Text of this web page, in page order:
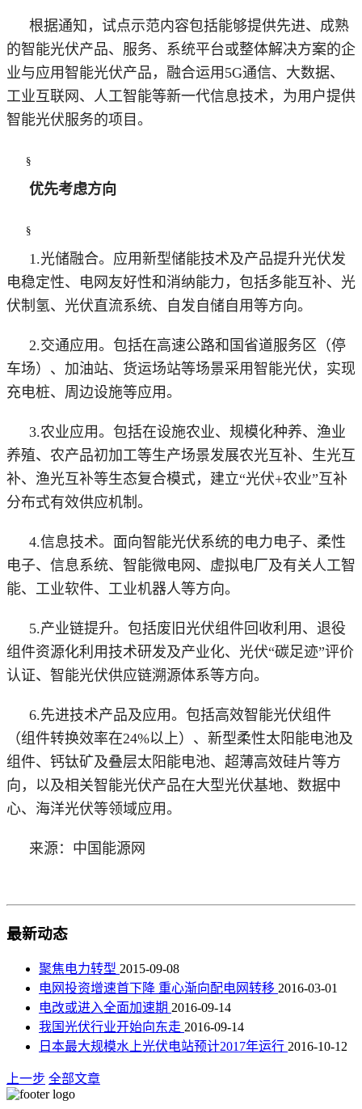
根据通知，试点示范内容包括能够提供先进、成熟
的智能光伏产品、服务、系统平台或整体解决方案的企
业与应用智能光伏产品，融合运用 5G通信、大数据、
工业互联网、人工智能等新一代信息技术，为用户提供
智能光伏服务的项目。
§
优先考虑方向
§
1.光储融合。应用新型储能技术及产品提升光伏发
电稳定性、电网友好性和消纳能力，包括多能互补、光
伏制氢、光伏直流系统、自发自储自用等方向。
2.交通应用。包括在高速公路和国省道服务区（停
车场）、加油站、货运场站等场景采用智能光伏，实现
充电桩、周边设施等应用。
3.农业应用。包括在设施农业、规模化种养、渔业
养殖、农产品初加工等生产场景发展农光互补、生光互
补、渔光互补等生态复合模式，建立“光伏+农业”互补
分布式有效供应机制。
4.信息技术。面向智能光伏系统的电力电子、柔性
电子、信息系统、智能微电网、虚拟电厂及有关人工智
能、工业软件、工业机器人等方向。
5.产业链提升。包括废旧光伏组件回收利用、退役
组件资源化利用技术研发及产业化、光伏“碳足迹”评价
认证、智能光伏供应链溯源体系等方向。
6.先进技术产品及应用。包括高效智能光伏组件
（组件转换效率在24%以上）、新型柔性太阳能电池及
组件、钙钛矿及叠层太阳能电池、超薄高效硅片等方
向，以及相关智能光伏产品在大型光伏基地、数据中
心、海洋光伏等领域应用。
来源：中国能源网
最新动态
聚焦电力转型 2015-09-08
电网投资增速首下降 重心渐向配电网转移 2016-03-01
电改或进入全面加速期 2016-09-14
我国光伏行业开始向东走 2016-09-14
日本最大规模水上光伏电站预计2017年运行 2016-10-12
上一步 全部文章